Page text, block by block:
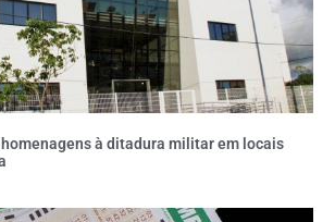
à ditadura militar em locais